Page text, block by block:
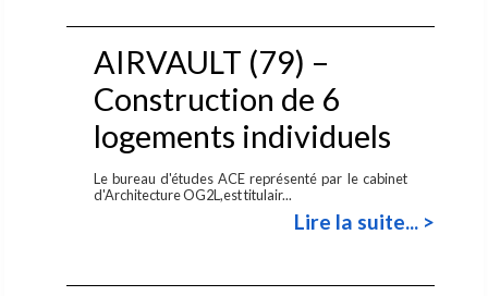
AIRVAULT (79) –
Construction de 6
logements individuels
Le bureau d'études ACE représenté par le cabinet
d'Architecture OG2L,est titulair...
Lire la suite... >